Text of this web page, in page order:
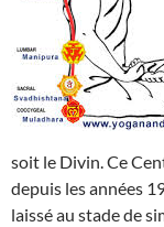
soit le Divin. Ce
depuis les années
laissé au stade de